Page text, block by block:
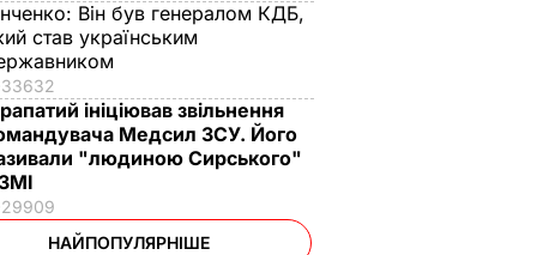
Він був генералом КДБ,
став українським
33632
ініціював звільнення
Медсил ЗСУ. Його
"людиною Сирського"
29909
НАЙПОПУЛЯРНІШЕ